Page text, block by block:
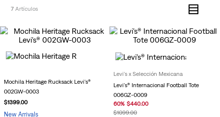
7
Mochila Heritage Rucksack Levi's®
002GW-0003
$1399.00
New Arrivals
Levi's x Selección Mexicana
Levi's® Internacional Football Tote
006GZ-0009
60% $440.00
$1099.00